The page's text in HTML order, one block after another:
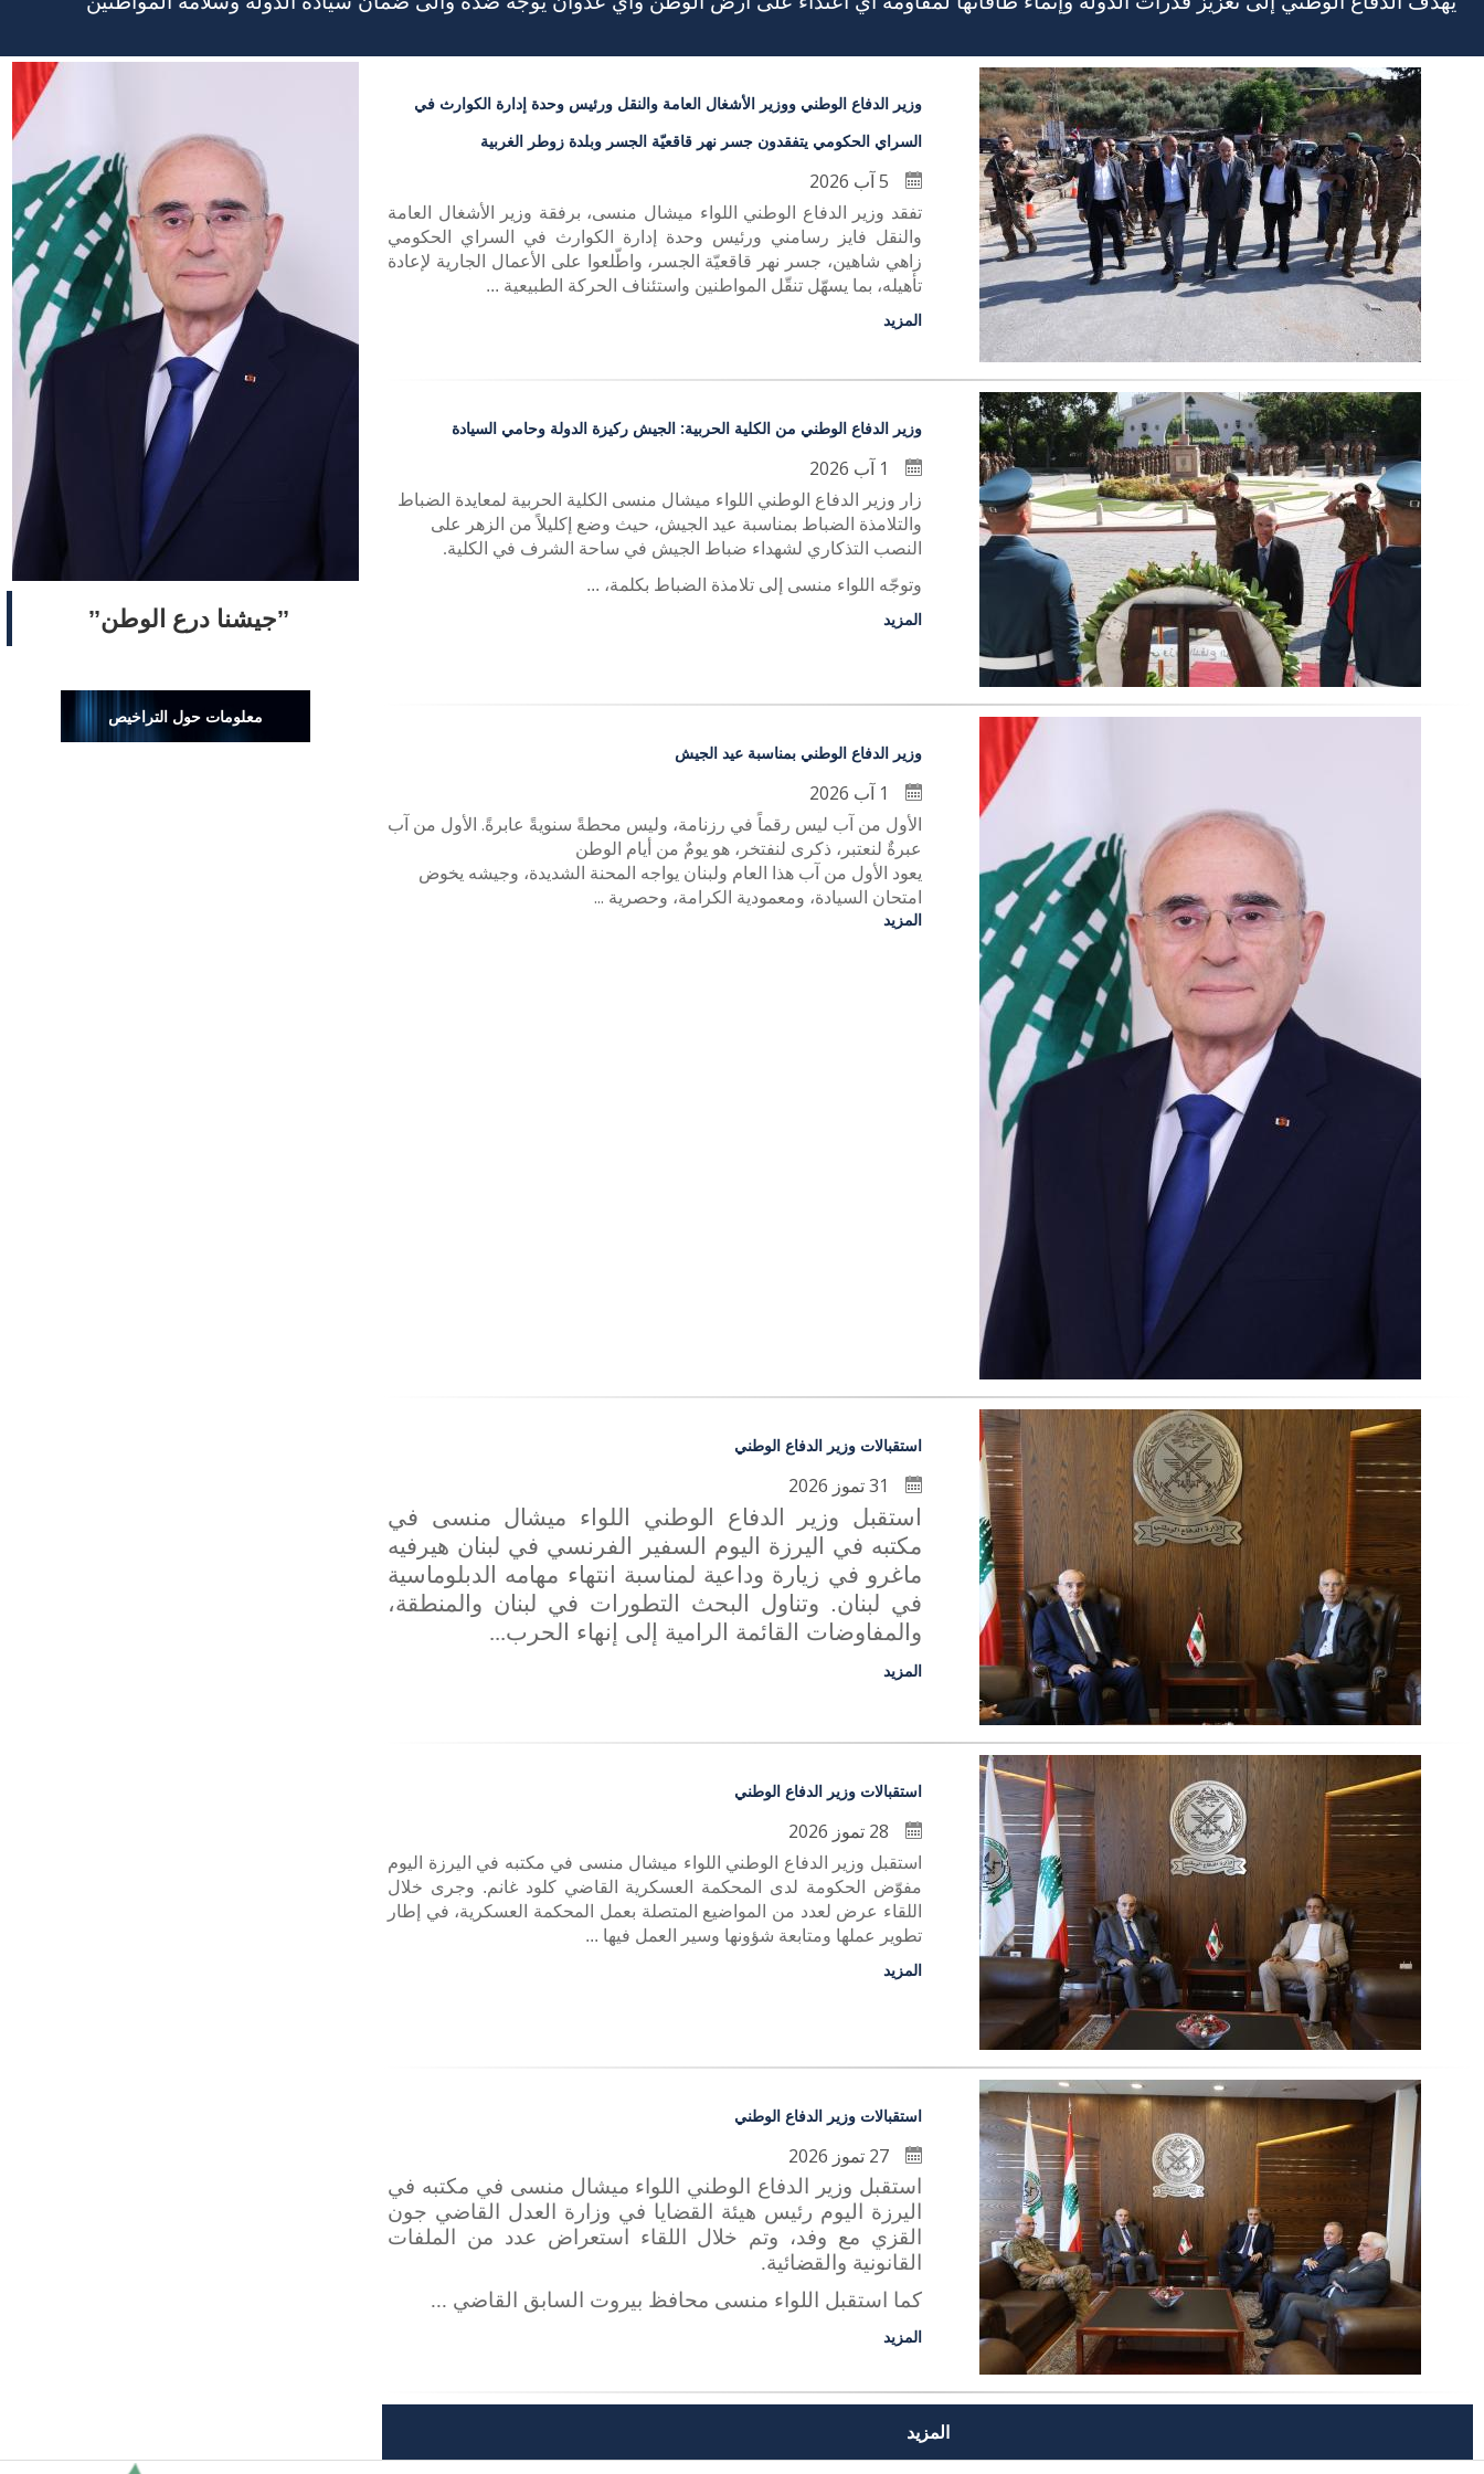
ˮجيشنا درع الوطنˮ
معلومات حول التراخيص
وزير الدفاع الوطني ووزير الأشغال العامة والنقل ورئيس وحدة إدارة الكوارث في
السراي الحكومي يتفقدون جسر نهر قاقعيّة الجسر وبلدة زوطر الغربية
تفقد وزير الدفاع الوطني اللواء ميشال منسى، برفقة وزير الأشغال العامة
والنقل فايز رسامني ورئيس وحدة إدارة الكوارث في السراي الحكومي
زاهي شاهين، جسر نهر قاقعيّة الجسر، واطّلعوا على الأعمال الجارية لإعادة
تأهيله، بما يسهّل تنقّل المواطنين واستئناف الحركة الطبيعية ...
المزيد
وزير الدفاع الوطني من الكلية الحربية: الجيش ركيزة الدولة وحامي السيادة
زار وزير الدفاع الوطني اللواء ميشال منسى الكلية الحربية لمعايدة الضباط
والتلامذة الضباط بمناسبة عيد الجيش، حيث وضع إكليلاً من الزهر على
النصب التذكاري لشهداء ضباط الجيش في ساحة الشرف في الكلية.
وتوجّه اللواء منسى إلى تلامذة الضباط بكلمة، ...
المزيد
وزير الدفاع الوطني بمناسبة عيد الجيش
الأول من آب ليس رقماً في رزنامة، وليس محطةً سنويةً عابرةً. الأول من آب
عبرةٌ لنعتبر، ذكرى لنفتخر، هو يومٌ من أيام الوطن
يعود الأول من آب هذا العام ولبنان يواجه المحنة الشديدة، وجيشه يخوض
امتحان السيادة، ومعمودية الكرامة، وحصرية ...
المزيد
استقبالات وزير الدفاع الوطني
استقبل وزير الدفاع الوطني اللواء ميشال منسى في
مكتبه في اليرزة اليوم السفير الفرنسي في لبنان هيرفيه
ماغرو في زيارة وداعية لمناسبة انتهاء مهامه الدبلوماسية
في لبنان. وتناول البحث التطورات في لبنان والمنطقة،
والمفاوضات القائمة الرامية إلى إنهاء الحرب...
المزيد
استقبالات وزير الدفاع الوطني
استقبل وزير الدفاع الوطني اللواء ميشال منسى في مكتبه في اليرزة اليوم
مفوّض الحكومة لدى المحكمة العسكرية القاضي كلود غانم. وجرى خلال
اللقاء عرض لعدد من المواضيع المتصلة بعمل المحكمة العسكرية، في إطار
تطوير عملها ومتابعة شؤونها وسير العمل فيها ...
المزيد
استقبالات وزير الدفاع الوطني
استقبل وزير الدفاع الوطني اللواء ميشال منسى في مكتبه في
اليرزة اليوم رئيس هيئة القضايا في وزارة العدل القاضي جون
القزي مع وفد، وتم خلال اللقاء استعراض عدد من الملفات
القانونية والقضائية.
كما استقبل اللواء منسى محافظ بيروت السابق القاضي ...
المزيد
المزيد